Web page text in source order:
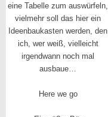
eine Tabelle zum auswürfeln,
vielmehr soll das hier ein
Ideenbaukasten werden, den
ich, wer weiß, vielleicht
irgendwann noch mal
ausbaue…
Here we go